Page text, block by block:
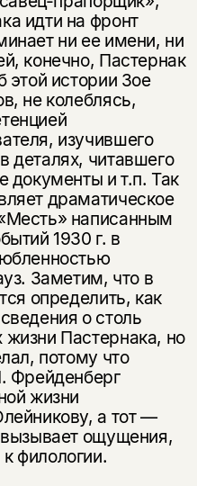
идти на фронт
ни ее имени, ни
конечно, Пастернак
этой истории Зое
не колеблясь,
изучившего
деталях, читавшего
документы и т.п. Так
драматическое
написанным
1930 г. в
Заметим, что в
определить, как
о столь
Пастернака, но
потому что
Фрейденберг
жизни
а тот —
ощущения,
филологии.